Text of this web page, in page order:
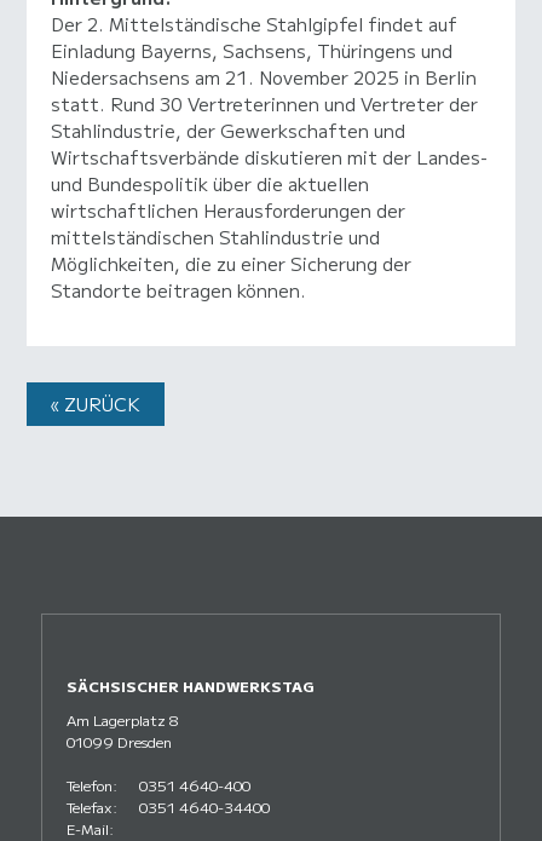
Der 2. Mittelständische Stahlgipfel findet auf
Einladung Bayerns, Sachsens, Thüringens und
Niedersachsens am 21. November 2025 in Berlin
statt. Rund 30 Vertreterinnen und Vertreter der
Stahlindustrie, der Gewerkschaften und
Wirtschaftsverbände diskutieren mit der Landes-
und Bundespolitik über die aktuellen
wirtschaftlichen Herausforderungen der
mittelständischen Stahlindustrie und
Möglichkeiten, die zu einer Sicherung der
Standorte beitragen können.
« ZURÜCK
SÄCHSISCHER HANDWERKSTAG
Am Lagerplatz 8
01099 Dresden
Telefon:
0351 4640-400
Telefax:
0351 4640-34400
E-Mail: